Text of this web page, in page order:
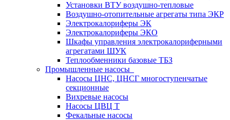
Установки ВТУ воздушно-тепловые
Воздушно-отопительные агрегаты типа ЭКР
Электрокалориферы ЭК
Электрокалориферы ЭКО
Шкафы управления электрокалориферными
агрегатами ШУК
Теплообменники базовые ТБЗ
Промышленные насосы
Насосы ЦНС, ЦНСГ многоступенчатые
секционные
Вихревые насосы
Насосы ЦВЦ Т
Фекальные насосы